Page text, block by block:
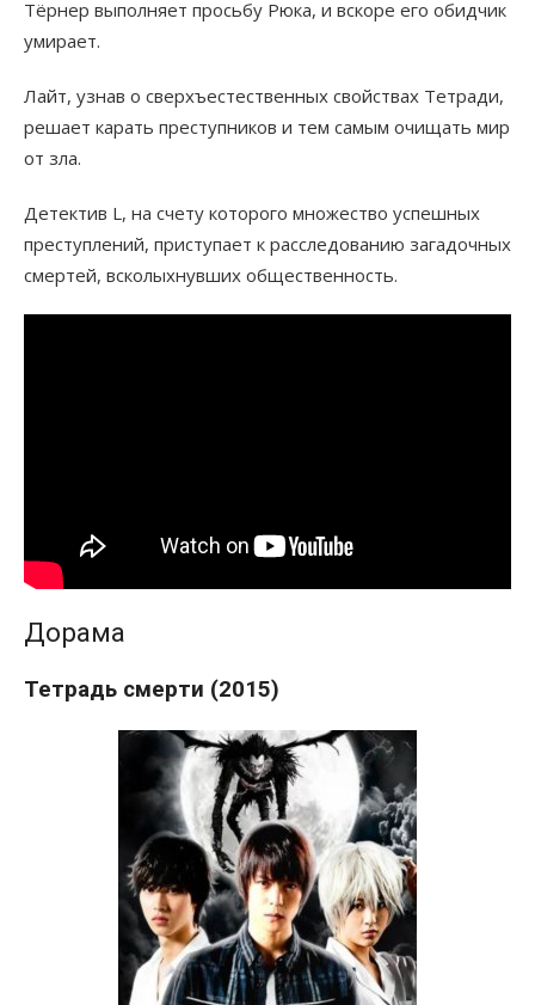
Тёрнер выполняет просьбу Рюка, и вскоре его обидчик
умирает.
Лайт, узнав о сверхъестественных свойствах Тетради,
решает карать преступников и тем самым очищать мир
от зла.
Детектив L, на счету которого множество успешных
преступлений, приступает к расследованию загадочных
смертей, всколыхнувших общественность.
Дорама
Тетрадь смерти (2015)